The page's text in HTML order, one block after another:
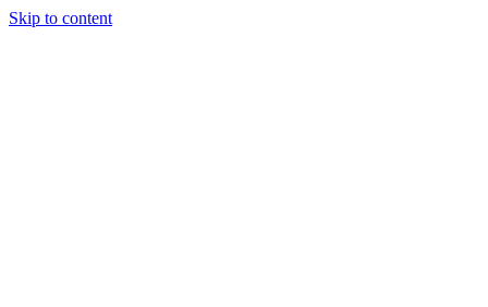
Skip to content